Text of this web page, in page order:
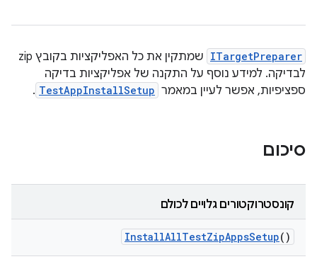
ITargetPreparer
שמתקין את כל האפליקציות בקובץ zip
לבדיקה. למידע נוסף על התקנה של אפליקציות בדיקה
ספציפיות, אפשר לעיין במאמר TestAppInstallSetup
.
סיכום
קונסטרוקטורים גלויים לכולם
InstallAllTestZipAppsSetup()